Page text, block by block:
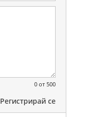
0 от 500
Регистрирай се